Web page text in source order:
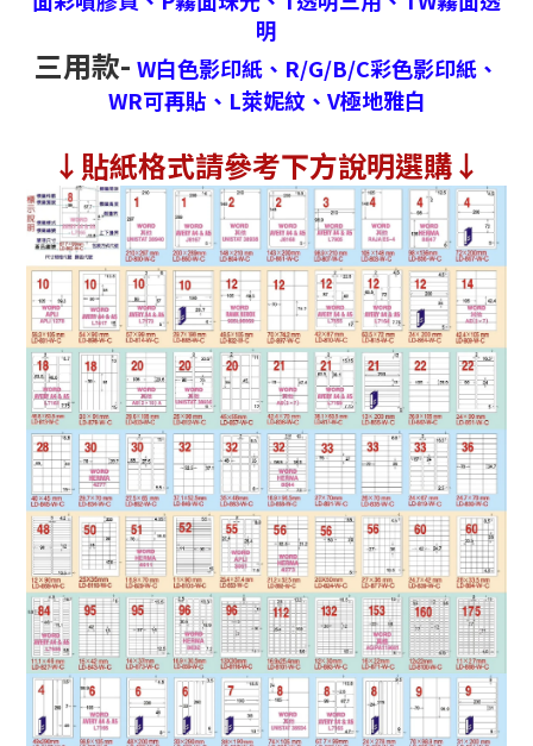
明
三用款- W白色影印紙、 R/G/B/C彩色影印紙、
WR可再貼、 L萊妮紋、 V極地雅白
↓ 貼紙格式請參考下方說明選購↓